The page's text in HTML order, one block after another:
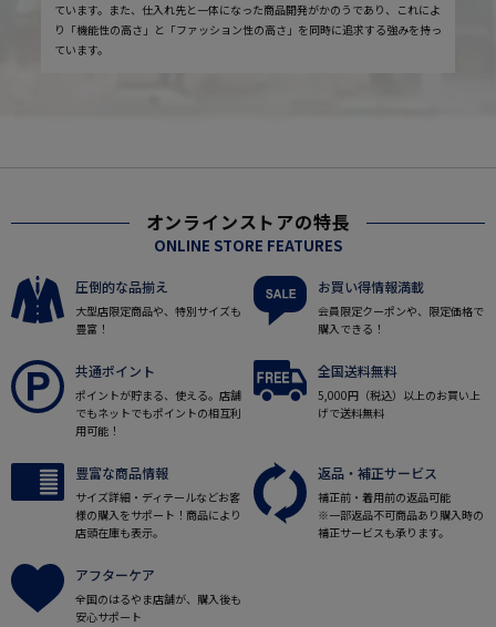
ています。また、仕入れ先と一体になった商品開発がかのうであり、これによ
り「機能性の高さ」と「ファッション性の高さ」を同時に追求する強みを持っ
ています。
オンラインストアの特長
ONLINE STORE FEATURES
圧倒的な品揃え
大型店限定商品や、特別サイズも
豊富！
お買い得情報満載
会員限定クーポンや、限定価格で
購入できる！
共通ポイント
ポイントが貯まる、使える。店舗
でもネットでもポイントの相互利
用可能！
全国送料無料
5,000円（税込）以上のお買い上
げで送料無料
豊富な商品情報
サイズ詳細・ディテールなどお客
様の購入をサポート！商品により
店頭在庫も表示。
返品・補正サービス
補正前・着用前の返品可能
※一部返品不可商品あり購入時の
補正サービスも承ります。
アフターケア
全国のはるやま店舗が、購入後も
安心サポート